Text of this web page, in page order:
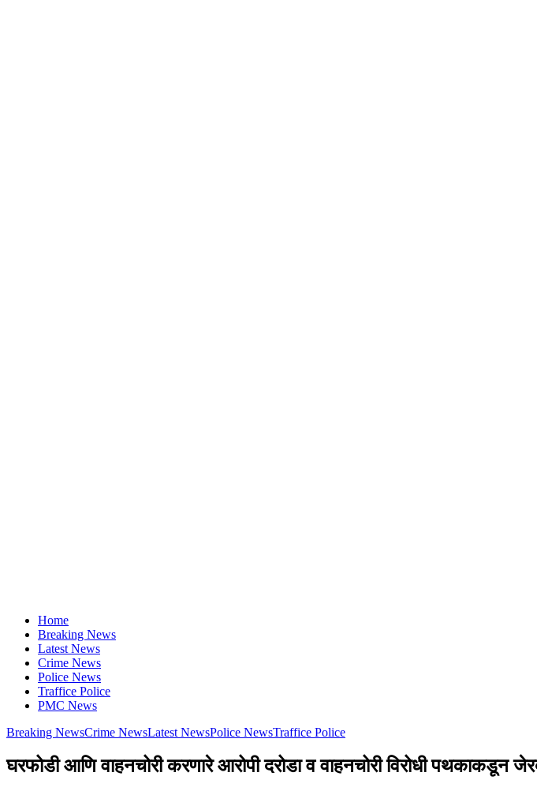
Home
Breaking News
Latest News
Crime News
Police News
Traffice Police
PMC News
Breaking NewsCrime NewsLatest NewsPolice NewsTraffice Police
घरफोडी आणि वाहनचोरी करणारे आरोपी दरोडा व वाहनचोरी विरोधी पथकाकडून